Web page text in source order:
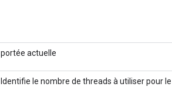
portée actuelle
Identifie le nombre de threads à utiliser pour